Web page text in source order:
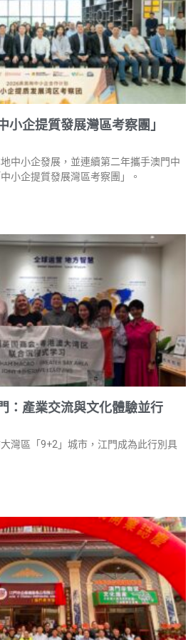
小企提質發展灣區考察團」
中小企發展，並連續第二年攜手澳門中
小企提質發展灣區考察團」。
：產業交流與文化體驗並行
灣區「9+2」城市，江門成為此行別具